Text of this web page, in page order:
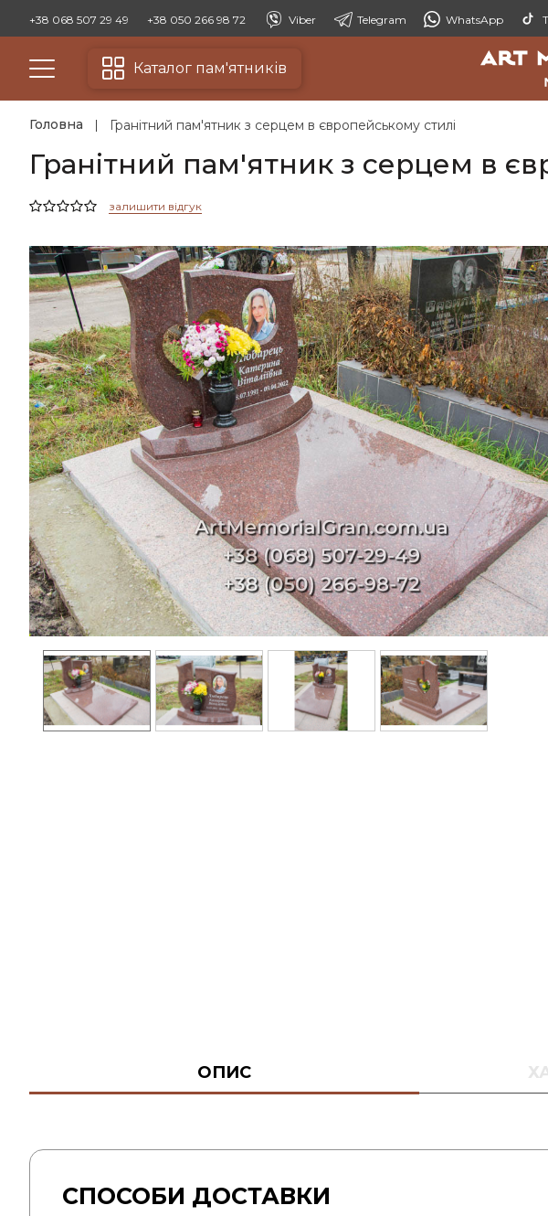
+38 068 507 29 49 +38 050 266 98 72 Viber Telegram WhatsApp
Каталог пам'ятників
Головна Гранітний пам'ятник з серцем в європейському стилі
Гранітний пам'ятник з серцем в
залишити відгук
ОПИС
СПОСОБИ ДОСТАВКИ